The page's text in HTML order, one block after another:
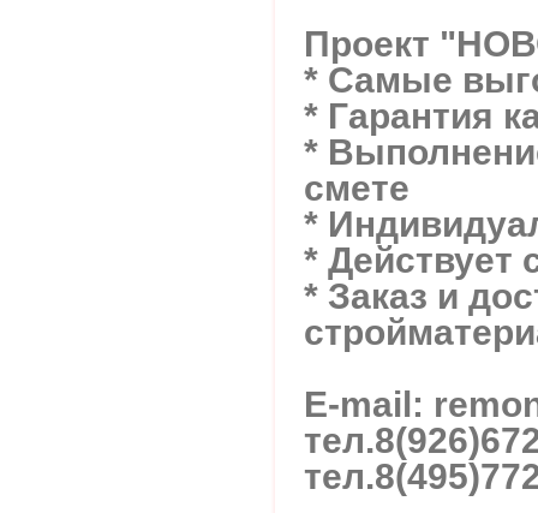
Проект
* Самые
* Гарантия
*
смете
*
* Действует
* Заказ и
E-mail:
тел.
тел.